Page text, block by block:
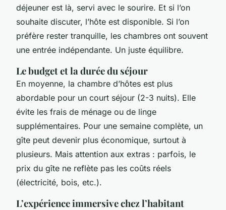
déjeuner est là, servi avec le sourire. Et si l’on
souhaite discuter, l’hôte est disponible. Si l’on
préfère rester tranquille, les chambres ont souvent
une entrée indépendante. Un juste équilibre.
Le budget et la durée du séjour
En moyenne, la chambre d’hôtes est plus
abordable pour un court séjour (2-3 nuits). Elle
évite les frais de ménage ou de linge
supplémentaires. Pour une semaine complète, un
gîte peut devenir plus économique, surtout à
plusieurs. Mais attention aux extras : parfois, le
prix du gîte ne reflète pas les coûts réels
(électricité, bois, etc.).
L’expérience immersive chez l’habitant